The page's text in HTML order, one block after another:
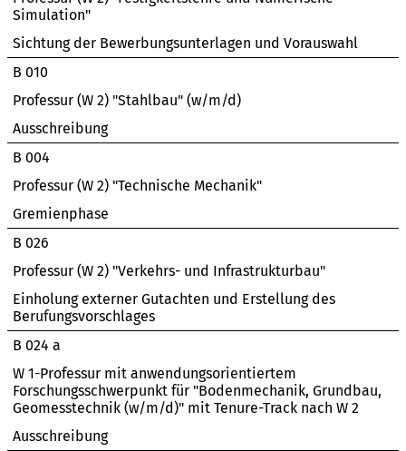
Simulation"
Sichtung der Bewerbungsunterlagen und Vorauswahl
B 010
Professur (W 2) "Stahlbau" (w/m/d)
Ausschreibung
B 004
Professur (W 2) "Technische Mechanik"
Gremienphase
B 026
Professur (W 2) "Verkehrs- und Infrastrukturbau"
Einholung externer Gutachten und Erstellung des
Berufungsvorschlages
B 024 a
W 1-Professur mit anwendungsorientiertem
Forschungsschwerpunkt für "Bodenmechanik, Grundbau,
Geomesstechnik (w/m/d)" mit Tenure-Track nach W 2
Ausschreibung